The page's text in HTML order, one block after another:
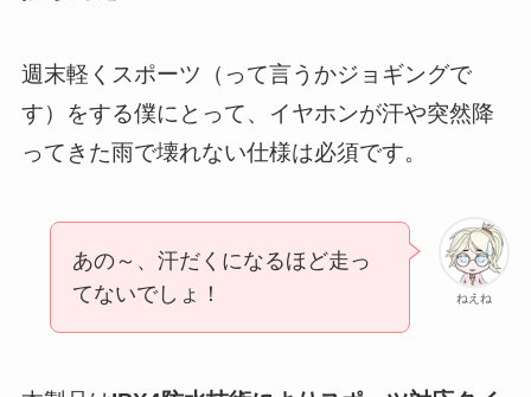
週末軽くスポーツ（って言うかジョギングで
す）をする僕にとって、イヤホンが汗や突然降
ってきた雨で壊れない仕様は必須です。
ねえね
あの～、汗だくになるほど走っ
てないでしょ！